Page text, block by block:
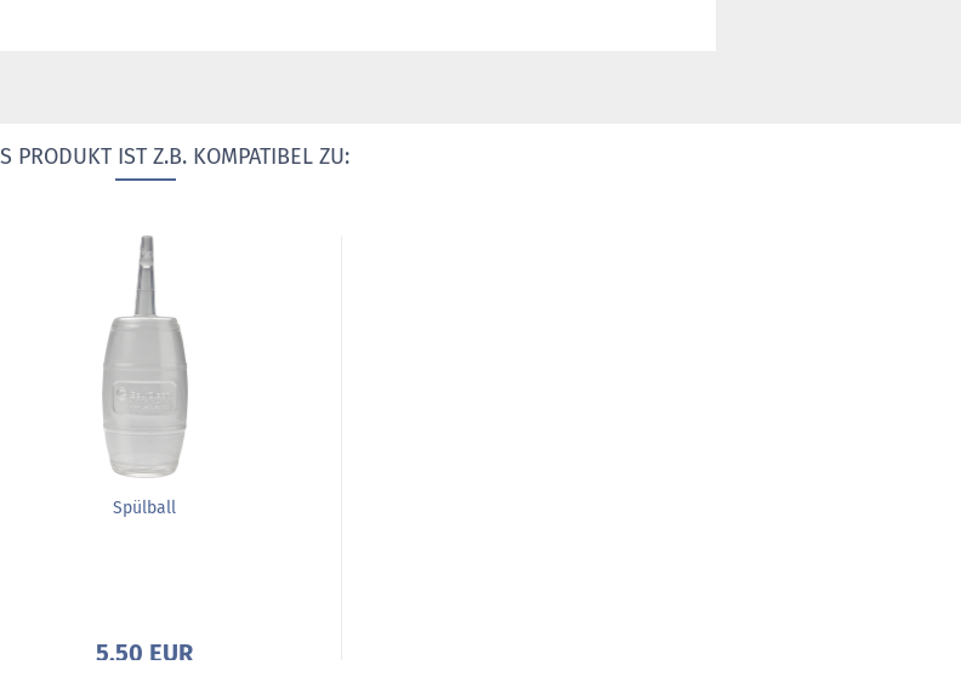
PRODUKT IST Z.B. KOMPATIBEL ZU:
Spülball
5,50 EUR